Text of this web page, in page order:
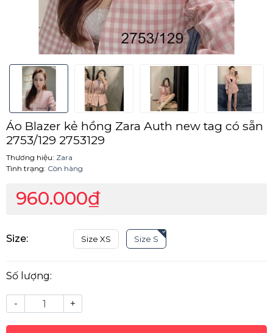
Áo Blazer kẻ hồng Zara Auth new tag có sẵn
2753/129 2753129
Thương hiệu: Zara
Tình trạng: Còn hàng
960.000₫
Size: Size XS Size S
Số lượng:
- +